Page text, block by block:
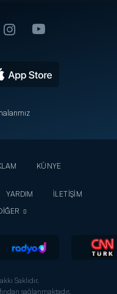
KÜNYE
YARDIM
İLETİŞİM
Saklıdır.
sağlanmaktadır.